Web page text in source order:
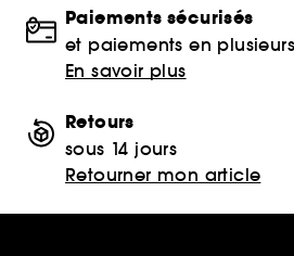
Paiements sécurisés
et paiements en
En savoir plus
Retours
sous 14 jours
Retourner mon article